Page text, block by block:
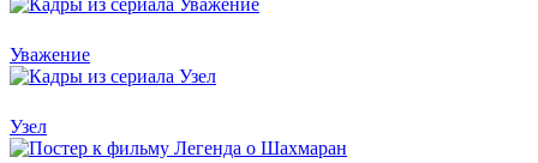
Уважение
Узел